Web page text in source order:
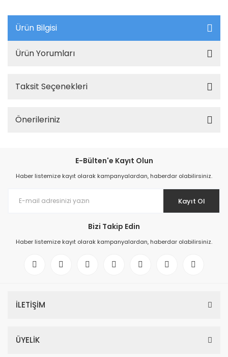
Ürün Bilgisi
Ürün Yorumları
Taksit Seçenekleri
Önerileriniz
E-Bülten'e Kayıt Olun
Haber listemize kayıt olarak kampanyalardan, haberdar olabilirsiniz.
Kayıt Ol
Bizi Takip Edin
Haber listemize kayıt olarak kampanyalardan, haberdar olabilirsiniz.
İLETİŞİM
ÜYELİK